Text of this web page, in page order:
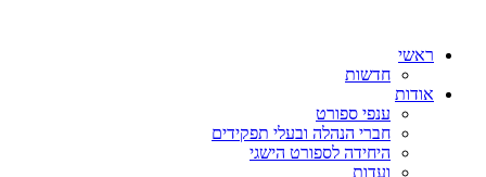
ראשי
חדשות
אודות
ענפי ספורט
חברי הנהלה ובעלי תפקידים
היחידה לספורט הישגי
ועדות